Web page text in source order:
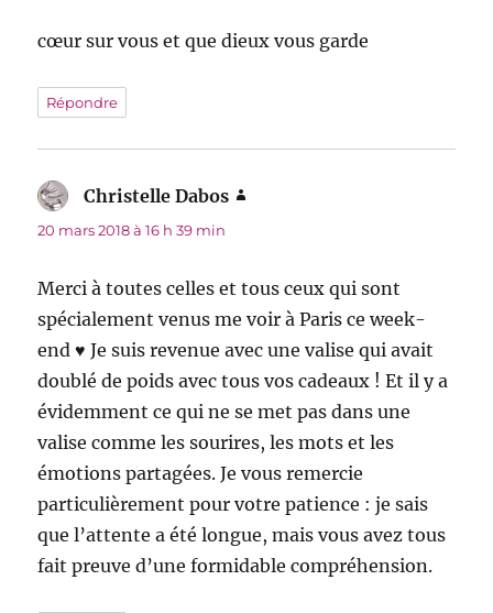
cœur sur vous et que dieux vous garde
Répondre
Christelle Dabos
20 mars 2018 à 16 h 39 min
Merci à toutes celles et tous ceux qui sont
spécialement venus me voir à Paris ce week-
end ♥ Je suis revenue avec une valise qui avait
doublé de poids avec tous vos cadeaux ! Et il y a
évidemment ce qui ne se met pas dans une
valise comme les sourires, les mots et les
émotions partagées. Je vous remercie
particulièrement pour votre patience : je sais
que l’attente a été longue, mais vous avez tous
fait preuve d’une formidable compréhension.